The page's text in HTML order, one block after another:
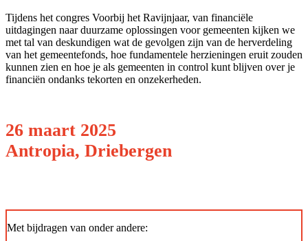
Tijdens het congres Voorbij het Ravijnjaar, van financiële
uitdagingen naar duurzame oplossingen voor gemeenten kijken we
met tal van deskundigen wat de gevolgen zijn van de herverdeling
van het gemeentefonds, hoe fundamentele herzieningen eruit zouden
kunnen zien en hoe je als gemeenten in control kunt blijven over je
financiën ondanks tekorten en onzekerheden.
26 maart 2025
Antropia, Driebergen
Met bijdragen van onder andere: